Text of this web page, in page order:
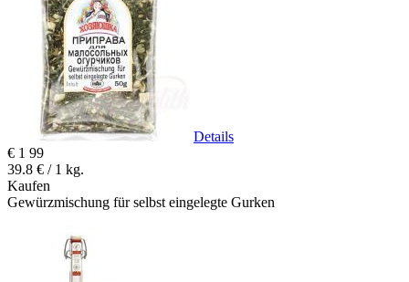
Details
€ 1 99
39.8 € / 1 kg.
Kaufen
Gewürzmischung für selbst eingelegte Gurken